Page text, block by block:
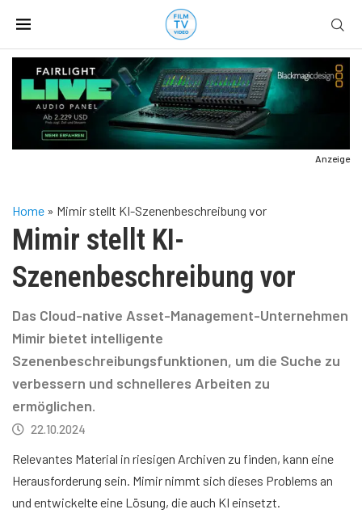
Anzeige
Home » Mimir stellt KI-Szenenbeschreibung vor
Mimir stellt KI-
Szenenbeschreibung vor
Das Cloud-native Asset-Management-Unternehmen
Mimir bietet intelligente
Szenenbeschreibungsfunktionen, um die Suche zu
verbessern und schnelleres Arbeiten zu
ermöglichen.
22.10.2024
Relevantes Material in riesigen Archiven zu finden, kann eine
Herausforderung sein. Mimir nimmt sich dieses Problems an
und entwickelte eine Lösung, die auch KI einsetzt.